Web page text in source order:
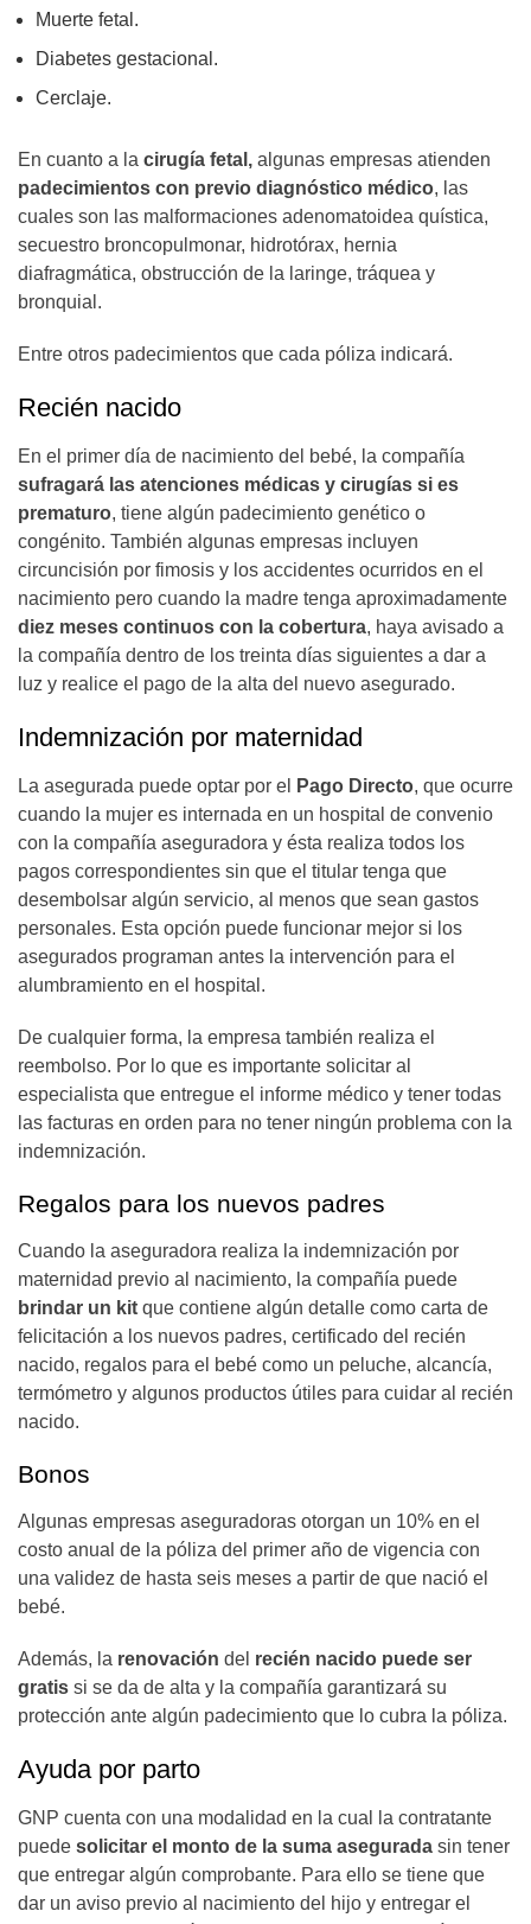
Muerte fetal.
Diabetes gestacional.
Cerclaje.
En cuanto a la cirugía fetal, algunas empresas atienden
padecimientos con previo diagnóstico médico, las
cuales son las malformaciones adenomatoidea quística,
secuestro broncopulmonar, hidrotórax, hernia
diafragmática, obstrucción de la laringe, tráquea y
bronquial.
Entre otros padecimientos que cada póliza indicará.
Recién nacido
En el primer día de nacimiento del bebé, la compañía
sufragará las atenciones médicas y cirugías si es
prematuro, tiene algún padecimiento genético o
congénito. También algunas empresas incluyen
circuncisión por fimosis y los accidentes ocurridos en el
nacimiento pero cuando la madre tenga aproximadamente
diez meses continuos con la cobertura, haya avisado a
la compañía dentro de los treinta días siguientes a dar a
luz y realice el pago de la alta del nuevo asegurado.
Indemnización por maternidad
La asegurada puede optar por el Pago Directo, que ocurre
cuando la mujer es internada en un hospital de convenio
con la compañía aseguradora y ésta realiza todos los
pagos correspondientes sin que el titular tenga que
desembolsar algún servicio, al menos que sean gastos
personales. Esta opción puede funcionar mejor si los
asegurados programan antes la intervención para el
alumbramiento en el hospital.
De cualquier forma, la empresa también realiza el
reembolso. Por lo que es importante solicitar al
especialista que entregue el informe médico y tener todas
las facturas en orden para no tener ningún problema con la
indemnización.
Regalos para los nuevos padres
Cuando la aseguradora realiza la indemnización por
maternidad previo al nacimiento, la compañía puede
brindar un kit que contiene algún detalle como carta de
felicitación a los nuevos padres, certificado del recién
nacido, regalos para el bebé como un peluche, alcancía,
termómetro y algunos productos útiles para cuidar al recién
nacido.
Bonos
Algunas empresas aseguradoras otorgan un 10% en el
costo anual de la póliza del primer año de vigencia con
una validez de hasta seis meses a partir de que nació el
bebé.
Además, la renovación del recién nacido puede ser
gratis si se da de alta y la compañía garantizará su
protección ante algún padecimiento que lo cubra la póliza.
Ayuda por parto
GNP cuenta con una modalidad en la cual la contratante
puede solicitar el monto de la suma asegurada sin tener
que entregar algún comprobante. Para ello se tiene que
dar un aviso previo al nacimiento del hijo y entregar el